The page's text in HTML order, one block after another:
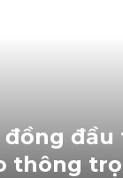
đồng đầu
thông